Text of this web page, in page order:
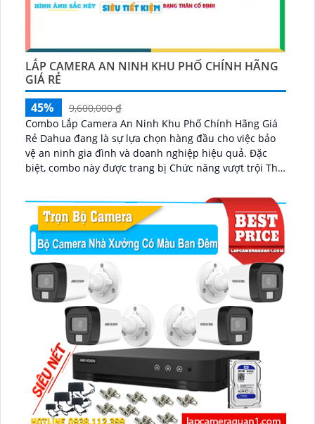
LẮP CAMERA AN NINH KHU PHỐ CHÍNH HÃNG
GIÁ RẺ
45%
9,600,000 ₫
Combo Lắp Camera An Ninh Khu Phố Chính Hãng Giá
Rẻ Dahua đang là sự lựa chọn hàng đầu cho việc bảo
vệ an ninh gia đình và doanh nghiệp hiệu quả. Đặc
biệt, combo này được trang bị Chức năng vượt trội Thu
và phát lại âm thanh một cách rõ ràng trong mọi tình
huống...